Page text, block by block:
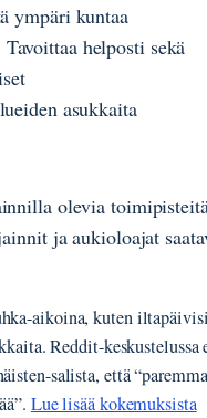
ympäri kuntaa
Tavoittaa helposti sekä
asukkaita
olevia
ja aukioloajat
aikoina, kuten
Reddit-keskustelussa
salista, että
Lue lisää kokemuksista